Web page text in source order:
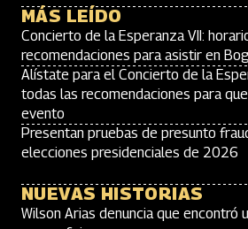
MÁS LEÍDO
Concierto de la Esperanza VII:
recomendaciones para asistir en
Alístate para el Concierto de la
todas las recomendaciones para
evento
Presentan pruebas de presunto
elecciones presidenciales de 2026
NUEVAS HISTORIAS
Wilson Arias denuncia que encontró